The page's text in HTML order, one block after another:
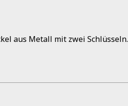
aus Metall mit zwei Schlüsseln.